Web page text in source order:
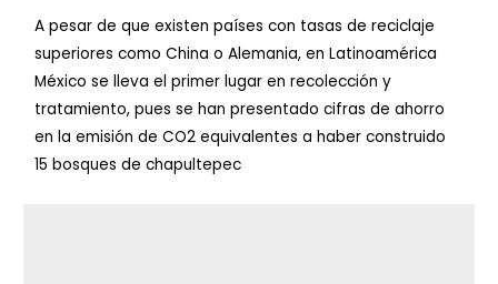
A pesar de que existen países con tasas de reciclaje
superiores como China o Alemania, en Latinoamérica
México se lleva el primer lugar en recolección y
tratamiento, pues se han presentado cifras de ahorro
en la emisión de CO2 equivalentes a haber construido
15 bosques de chapultepec